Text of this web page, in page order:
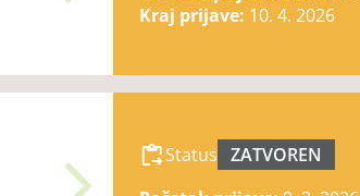
Kraj prijave: 10. 4. 2026
Status ZATVOREN